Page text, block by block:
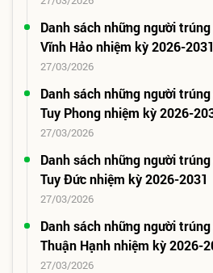
Danh sách những người
Vĩnh Hảo nhiệm kỳ 2026-2031
27/03/2026
Danh sách những người
Tuy Phong nhiệm kỳ 2026-
27/03/2026
Danh sách những người
Tuy Đức nhiệm kỳ 2026-2031
27/03/2026
Danh sách những người
Thuận Hạnh nhiệm kỳ 2026-
27/03/2026